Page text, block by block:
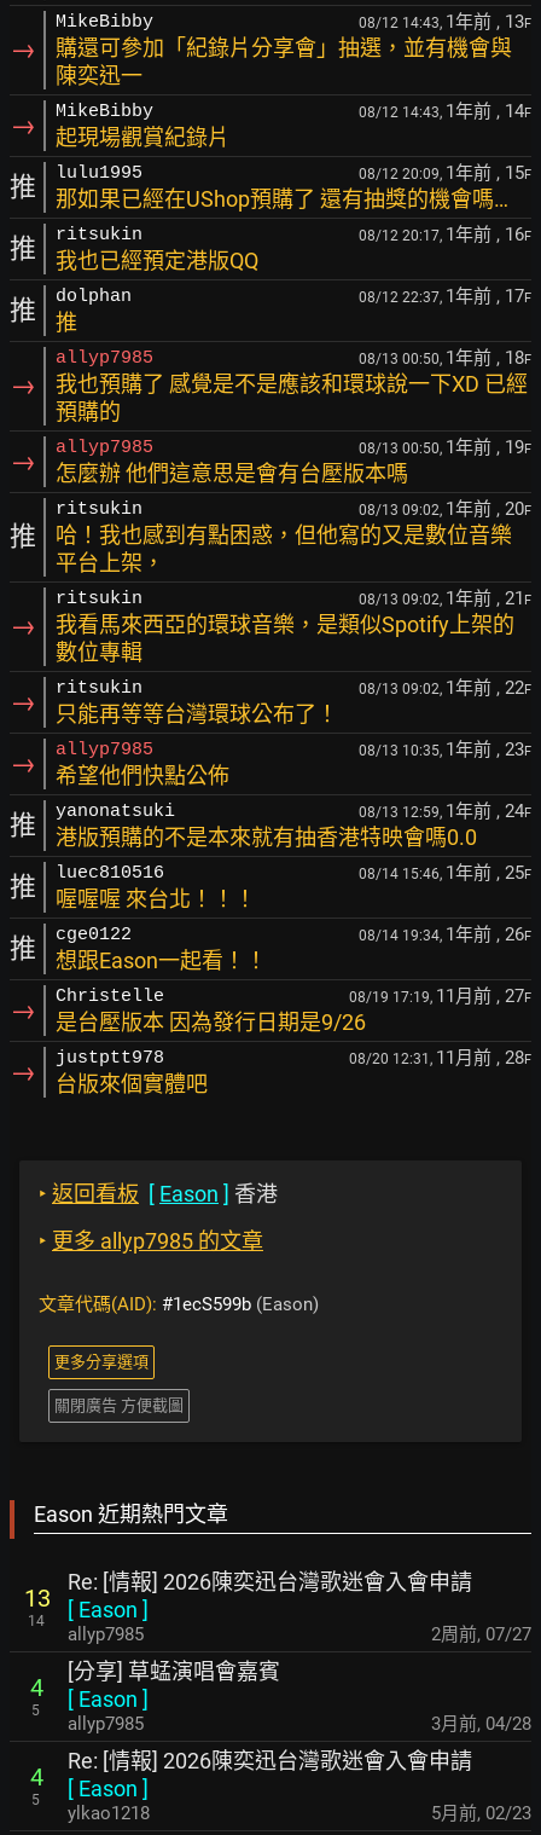
→
MikeBibby 08/12 14:43, 1年前 , 13F
購還可參加「紀錄片分享會」抽選，並有機會與
陳奕迅一
→ MikeBibby 08/12 14:43, 1年前 , 14F
起現場觀賞紀錄片
推 lulu1995 08/12 20:09, 1年前 , 15F
那如果已經在UShop預購了 還有抽獎的機會嗎…
推 ritsukin 08/12 20:17, 1年前 , 16F
我也已經預定港版QQ
推 dolphan 08/12 22:37, 1年前 , 17F
推
→
allyp7985 08/13 00:50, 1年前 , 18F
我也預購了 感覺是不是應該和環球說一下XD 已經
預購的
→ allyp7985 08/13 00:50, 1年前 , 19F
怎麼辦 他們這意思是會有台壓版本嗎
推
ritsukin 08/13 09:02, 1年前 , 20F
哈！我也感到有點困惑，但他寫的又是數位音樂
平台上架，
→
ritsukin 08/13 09:02, 1年前 , 21 F
我看馬來西亞的環球音樂，是類似Spotify上架的
數位專輯
→ ritsukin 08/13 09:02, 1年前 , 22F
只能再等等台灣環球公布了！
→ allyp7985 08/13 10:35, 1年前 , 23F
希望他們快點公佈
推 yanonatsuki 08/13 12:59, 1年前 , 24F
港版預購的不是本來就有抽香港特映會嗎0.0
推 luec810516 08/14 15:46, 1年前 , 25F
喔喔喔 來台北！！！
推 cge0122 08/14 19:34, 1年前 , 26F
想跟Eason一起看！！
→ Christelle 08/19 17:19, 11月前 , 27F
是台壓版本 因為發行日期是9/26
→ justptt978 08/20 12:31, 11月前 , 28F
台版來個實體吧
‣ 返回看板 [ Eason ] 香港
‣ 更多 allyp7985 的文章
文章代碼(AID): #1ecS599b (Eason)
更多分享選項
關閉廣告 方便截圖
Eason 近期熱門文章
13
14
Re: [情報] 2026陳奕迅台灣歌迷會入會申請
[ Eason ]
allyp7985 2周前, 07/27
4
5
[分享] 草蜢演唱會嘉賓
[ Eason ]
allyp7985 3月前, 04/28
4
5
Re: [情報] 2026陳奕迅台灣歌迷會入會申請
[ Eason ]
ylkao1218 5月前, 02/23